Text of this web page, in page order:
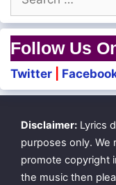
for:
Follow Us
Twitter
Disclaimer: Lyrics
purposes only. We
promote copyright
the music then